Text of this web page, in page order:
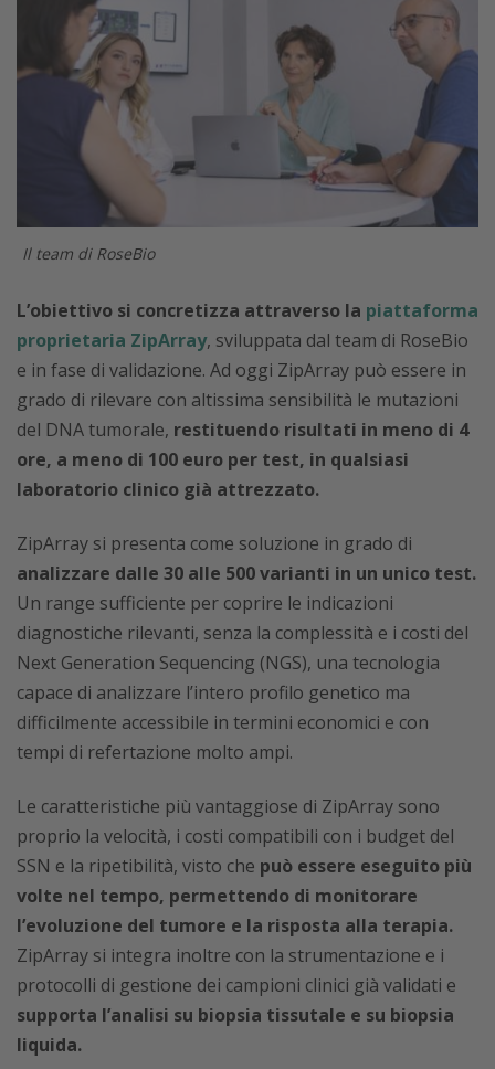
Il team di RoseBio
L’obiettivo si concretizza attraverso la piattaforma
proprietaria ZipArray, sviluppata dal team di RoseBio
e in fase di validazione. Ad oggi ZipArray può essere in
grado di rilevare con altissima sensibilità le mutazioni
del DNA tumorale, restituendo risultati in meno di 4
ore, a meno di 100 euro per test, in qualsiasi
laboratorio clinico già attrezzato.
ZipArray si presenta come soluzione in grado di
analizzare dalle 30 alle 500 varianti in un unico test.
Un range sufficiente per coprire le indicazioni
diagnostiche rilevanti, senza la complessità e i costi del
Next Generation Sequencing (NGS), una tecnologia
capace di analizzare l’intero profilo genetico ma
difficilmente accessibile in termini economici e con
tempi di refertazione molto ampi.
Le caratteristiche più vantaggiose di ZipArray sono
proprio la velocità, i costi compatibili con i budget del
SSN e la ripetibilità, visto che può essere eseguito più
volte nel tempo, permettendo di monitorare
l’evoluzione del tumore e la risposta alla terapia.
ZipArray si integra inoltre con la strumentazione e i
protocolli di gestione dei campioni clinici già validati e
supporta l’analisi su biopsia tissutale e su biopsia
liquida.